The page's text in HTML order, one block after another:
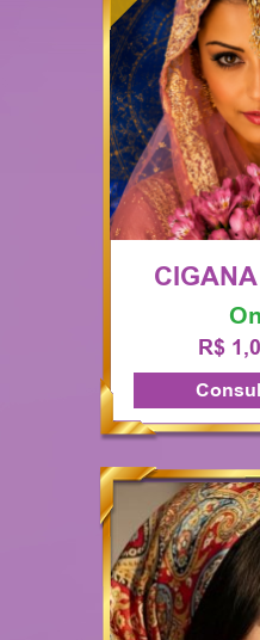
R$